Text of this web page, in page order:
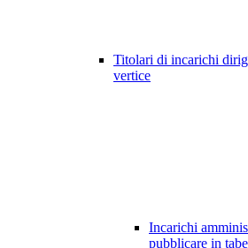
Titolari di incarichi
vertice
Incarichi
pubblicare in